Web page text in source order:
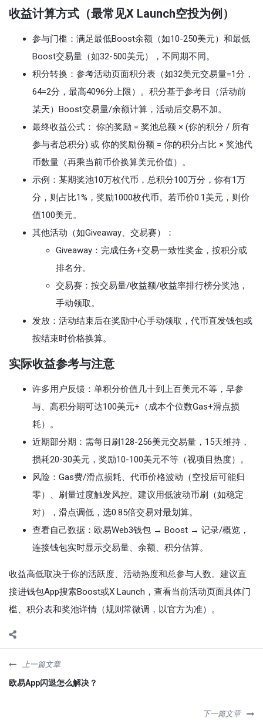
收益计算方式（最常见X Launch空投为例）
参与门槛：满足最低Boost余额（如10-250美元）和最低
Boost交易量（如32-500美元），不同期不同。
积分转换：参考活动页面积分表（如32美元交易量=1分，
64=2分，最高4096分上限）。积分基于参考日（活动前
某天）Boost交易量/余额计算，活动后交易不加。
最终收益公式： 你的奖励 = 奖池总额 × (你的积分 / 所有
参与者总积分) 或 你的奖励份额 = 你的积分占比 × 奖池代
币数量（再乘当前币价换算美元价值）。
示例：某期奖池10万枚代币，总积分100万分，你有1万
分，则占比1%，奖励1000枚代币。若币价0.1美元，则价
值100美元。
其他活动（如Giveaway、交易赛）：
Giveaway：完成任务+交易一致性奖金，按积分或
排名分。
交易赛：按交易量/收益额/收益率排行榜分奖池，
手动领取。
发放：活动结束后在奖励中心手动领取，代币直发钱包或
按结束时价格换算。
实际收益参考与注意
许多用户反馈：单积分价值几十到上百美元不等，早参
与、高积分期可达100美元+（成本个位数Gas+滑点损
耗）。
近期部分期：需每日刷128-256美元交易量，15天维持，
损耗20-30美元，奖励10-100美元不等（视项目热度）。
风险：Gas费/滑点损耗、代币价格波动（空投后可能归
零）、刷量过度触发风控。建议用低波动币刷（如稳定
对），滑点调低，选0.85倍交易对最划算。
查看自己数据：欧易Web3钱包 → Boost → 记录/概览，
连接钱包实时显示交易量、余额、积分估算。
收益高低取决于你的活跃度、活动热度和总参与人数。建议直
接进钱包App搜索Boost或X Launch，查看当前活动页面具体门
槛、积分表和奖池详情（规则常微调，以官方为准）。
上一篇文章
欧易App闪退怎么解决？
下一篇文章